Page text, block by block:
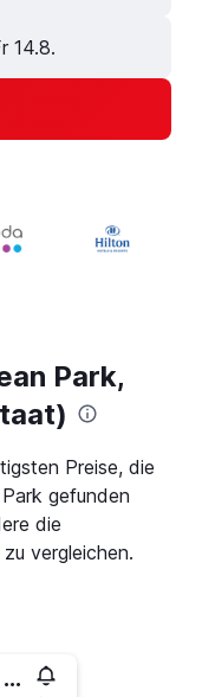
14.8.
Park,
Preise, die
gefunden
die
vergleichen.
Worldmark Surfside Inn